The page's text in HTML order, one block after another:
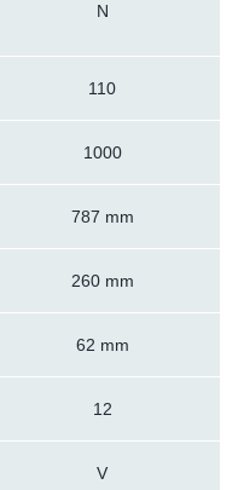
N
110
1000
787 mm
260 mm
62 mm
12
V